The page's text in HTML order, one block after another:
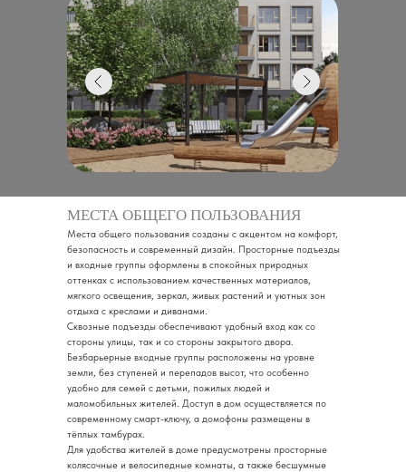
Места общего пользования созданы с акцентом на комфорт,
безопасность и современный дизайн. Просторные подъезды
и входные группы оформлены в спокойных природных
оттенках с использованием качественных материалов,
мягкого освещения, зеркал, живых растений и уютных зон
отдыха с креслами и диванами.
Сквозные подъезды обеспечивают удобный вход как со
стороны улицы, так и со стороны закрытого двора.
Безбарьерные входные группы расположены на уровне
земли, без ступеней и перепадов высот, что особенно
удобно для семей с детьми, пожилых людей и
маломобильных жителей. Доступ в дом осуществляется по
современному смарт-ключу, а домофоны размещены в
тёплых тамбурах.
Для удобства жителей в доме предусмотрены просторные
колясочные и велосипедные комнаты, а также бесшумные
МЕСТА ОБЩЕГО ПОЛЬЗОВАНИЯ